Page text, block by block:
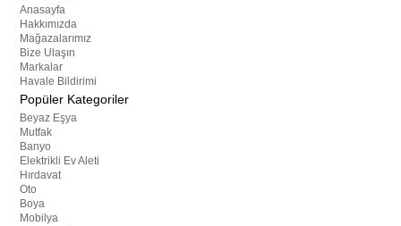
Anasayfa
Hakkımızda
Mağazalarımız
Bize Ulaşın
Markalar
Havale Bildirimi
Popüler Kategoriler
Beyaz Eşya
Mutfak
Banyo
Elektrikli Ev Aleti
Hırdavat
Oto
Boya
Mobilya